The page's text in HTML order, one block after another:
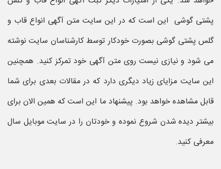
پشتی گوشی این است که در این سایت متن آگهی انواع قاب و
گلس پشتی گوشی بصورت خودکار توسط کارشناسان سایت نوشته
می شود و نیازی نیست روی متن آگهی خود تمرکز کنید. همچنین
این سایت مزایای زیاد دیگری دارد که در مقالات بعدی برای شما
قابل مشاهده خواهد بود. پیشنهاد ما این است که همین الان برای
بیشتر دیده شدن شروع نموده و خودتان را در سایت موبایل سال
معرفی کنید.